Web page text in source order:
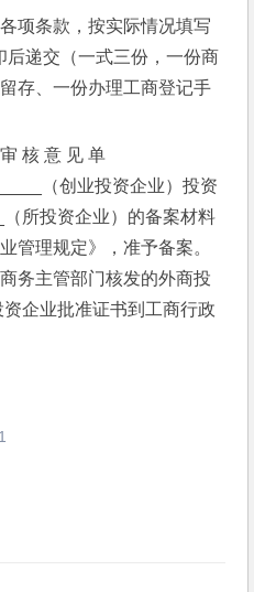
项条款，按实际情况填写
递交（一式三份，一份商
存、一份办理工商登记手
核 意 见 单
（创业投资企业）投资
所投资企业）的备案材料
管理规定》，准予备案。
务主管部门核发的外商投
企业批准证书到工商行政